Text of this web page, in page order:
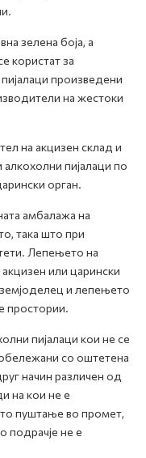
зелена боја, а
користат за
произведени
на жестоки
на акцизен склад и
пијалаци по
орган.
амбалажа на
така што при
Лепењето на
или царински
и лепењето
простории.
пијалаци кои не се
со оштетена
начин различен од
на кои не е
пуштање во промет,
подрачје не е